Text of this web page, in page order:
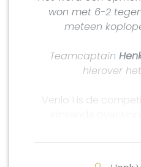
won met 6-2
meteen
Teamcaptain
hierover
Venlo 1 is de
In het gezellige